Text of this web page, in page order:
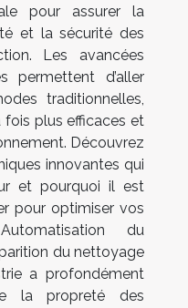
pour assurer la
et la sécurité des
Les avancées
permettent d’aller
traditionnelles,
plus efficaces et
Découvrez
innovantes qui
et pourquoi il est
pour optimiser vos
du
du nettoyage
a profondément
la propreté des